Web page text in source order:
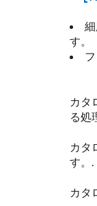
す。
カタ
る処
カタ
す。.
カタ